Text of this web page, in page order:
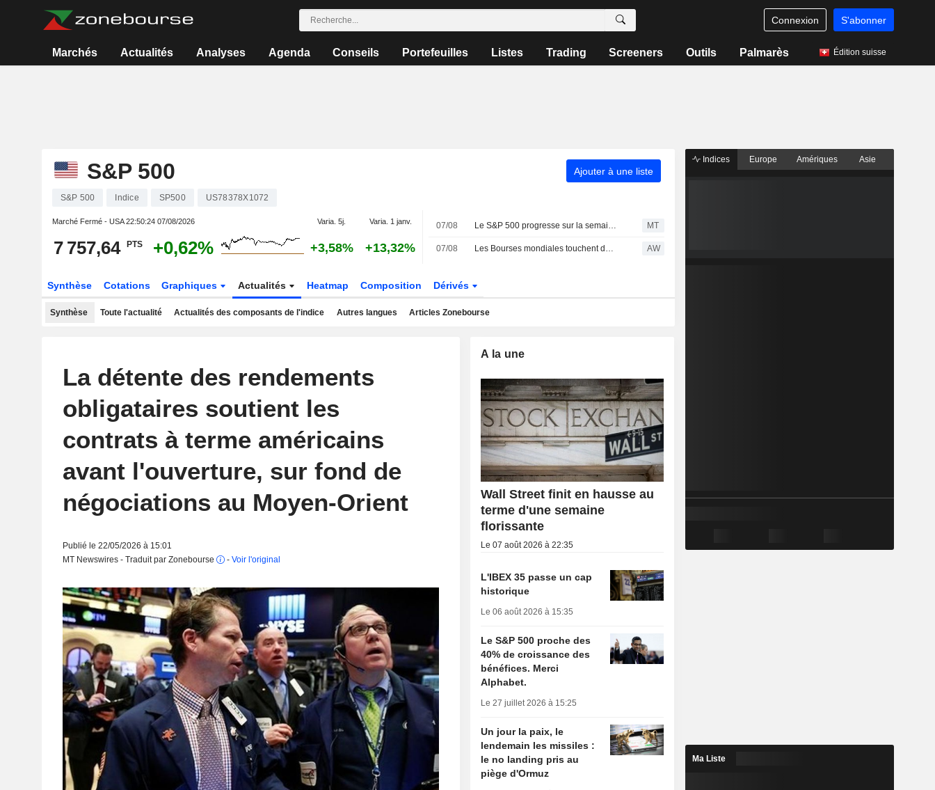
Connexion S'abonner
Marchés Actualités Analyses Agenda Conseils Portefeuilles Listes Trading Screeners Outils Palmarès Édition suisse
S&P 500 Ajouter à une liste
S&P 500 Indice SP500 US78378X1072
Marché Fermé - USA22:50:24 07/08/2026 Varia. 5j. Varia. 1 janv.
7 757,64 PTS +0,62% +3,58% +13,32%
07/08 Le S&P 500 progresse sur la semaine, porté par l'envolée des géants de la technologie MT
07/08 Les Bourses mondiales touchent des sommets après l'emploi américain AW
Synthèse Cotations Graphiques Actualités Heatmap Composition Dérivés
Synthèse Toute l'actualité Actualités des composants de l'indice Autres langues Articles Zonebourse
La détente des rendements
obligataires soutient les
contrats à terme américains
avant l'ouverture, sur fond de
négociations au Moyen-Orient
Publié le 22/05/2026 à 15:01
MT Newswires - Traduit par Zonebourse
- Voir l'original
A la une
Wall Street finit en hausse au
terme d'une semaine
florissante
Le 07 août 2026 à 22:35
L'IBEX 35 passe un cap
historique
Le 06 août 2026 à 15:35
Le S&P 500 proche des
40% de croissance des
bénéfices. Merci
Alphabet.
Le 27 juillet 2026 à 15:25
Un jour la paix, le
lendemain les missiles :
le no landing pris au
piège d'Ormuz
Indices Europe Amériques Asie
Ma Liste